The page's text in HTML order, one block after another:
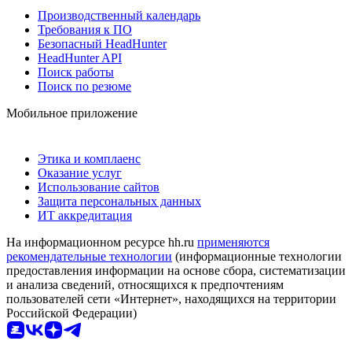
Производственный календарь
Требования к ПО
Безопасный HeadHunter
HeadHunter API
Поиск работы
Поиск по резюме
Мобильное приложение
Этика и комплаенс
Оказание услуг
Использование сайтов
Защита персональных данных
ИТ аккредитация
На информационном ресурсе hh.ru применяются
рекомендательные технологии (информационные технологии
предоставления информации на основе сбора, систематизации
и анализа сведений, относящихся к предпочтениям
пользователей сети «Интернет», находящихся на территории
Российской Федерации)